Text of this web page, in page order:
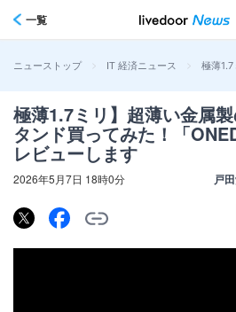
一覧
ニューストップ > IT 経済ニュース > 極薄
極薄1.7ミリ】超薄い金属
タンド買ってみた！「
レビューします
2026年5月7日 18時0分 戸